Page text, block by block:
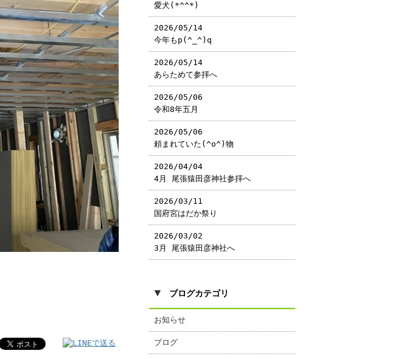
愛犬(*^^*)
2026/05/14
今年もp(^_^)q
2026/05/14
あらためて参拝へ
2026/05/06
令和8年五月
2026/05/06
頼まれていた(^o^)物
2026/04/04
4月 尾張猿田彦神社参拝へ
2026/03/11
国府宮はだか祭り
2026/03/02
3月 尾張猿田彦神社へ
▼ ブログカテゴリ
お知らせ
ブログ